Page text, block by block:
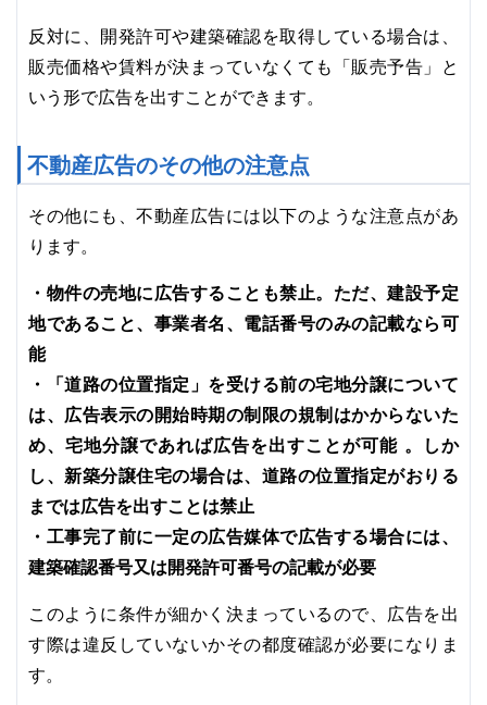
反対に、開発許可や建築確認を取得している場合は、
販売価格や賃料が決まっていなくても「販売予告」と
いう形で広告を出すことができます。
不動産広告のその他の注意点
その他にも、不動産広告には以下のような注意点があ
ります。
・物件の売地に広告することも禁止。ただ、建設予定
地であること、事業者名、電話番号のみの記載なら可
能
・「道路の位置指定」を受ける前の宅地分譲について
は、広告表示の開始時期の制限の規制はかからないた
め、宅地分譲であれば広告を出すことが可能 。しか
し、新築分譲住宅の場合は、道路の位置指定がおりる
までは広告を出すことは禁止
・工事完了前に一定の広告媒体で広告する場合には、
建築確認番号又は開発許可番号の記載が必要
このように条件が細かく決まっているので、広告を出
す際は違反していないかその都度確認が必要になりま
す。